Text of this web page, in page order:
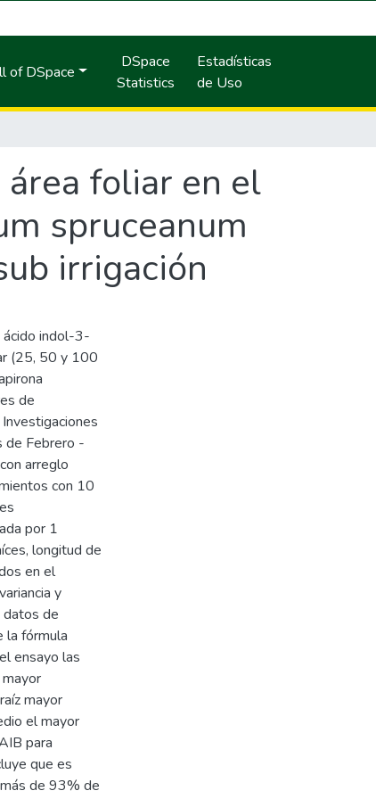
of DSpace
DSpace
Statistics
Estadísticas
de Uso
foliar en el
spruceanum
irrigación
indol-3-
(25, 50 y 100
de
de Febrero -
arreglo
con 10
por 1
longitud de
en el
y
de
la fórmula
ensayo las
mayor
el mayor
para
que es
de 93% de